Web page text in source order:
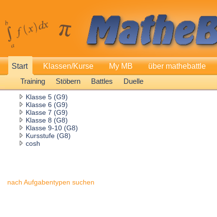
Start
Training
Stöbern Battles Duelle
Klassen/Kurse My MB über mathebattle
Klasse 5 (G9)
Klasse 6 (G9)
Klasse 7 (G9)
Klasse 8 (G8)
Klasse 9-10 (G8)
Kursstufe (G8)
cosh
nach Aufgabentypen suchen